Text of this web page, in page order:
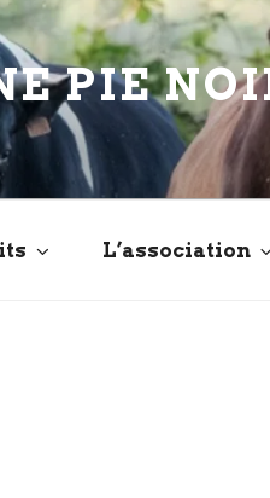
PIE
L’association